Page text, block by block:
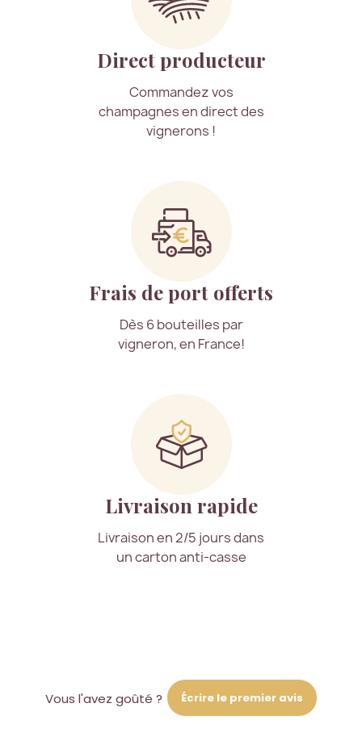
Direct producteur
Commandez vos
champagnes en direct des
vignerons !
Frais de port offerts
Dès 6 bouteilles par
vigneron, en France!
Livraison rapide
Livraison en 2/5 jours dans
un carton anti-casse
Vous l'avez goûté ? Écrire le premier avis